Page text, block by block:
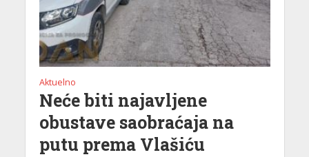
Aktuelno
Neće biti najavljene
obustave saobraćaja na
putu prema Vlašiću